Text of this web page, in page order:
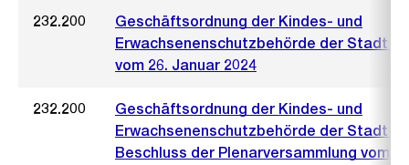
232.200
Geschäftsordnung der Kindes- und
Erwachsenenschutzbehörde der Stadt
vom 26. Januar 2024
232.200
Geschäftsordnung der Kindes- und
Erwachsenenschutzbehörde der Stadt
Beschluss der Plenarversammlung vom